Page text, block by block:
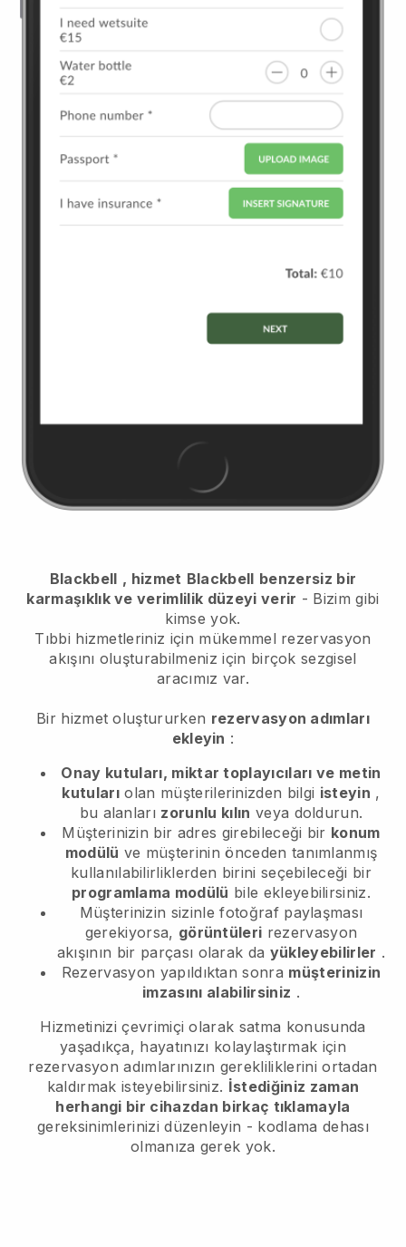
Blackbell , hizmet Blackbell benzersiz bir
karmaşıklık ve verimlilik düzeyi verir - Bizim gibi
kimse yok.
Tıbbi hizmetleriniz için mükemmel rezervasyon
akışını oluşturabilmeniz için birçok sezgisel
aracımız var.
Bir hizmet oluştururken rezervasyon adımları
ekleyin :
Onay kutuları, miktar toplayıcıları ve metin
kutuları olan müşterilerinizden bilgi isteyin ,
bu alanları zorunlu kılın veya doldurun.
Müşterinizin bir adres girebileceği bir konum
modülü ve müşterinin önceden tanımlanmış
kullanılabilirliklerden birini seçebileceği bir
programlama modülü bile ekleyebilirsiniz.
Müşterinizin sizinle fotoğraf paylaşması
gerekiyorsa, görüntüleri rezervasyon
akışının bir parçası olarak da yükleyebilirler .
Rezervasyon yapıldıktan sonra müşterinizin
imzasını alabilirsiniz .
Hizmetinizi çevrimiçi olarak satma konusunda
yaşadıkça, hayatınızı kolaylaştırmak için
rezervasyon adımlarınızın gerekliliklerini ortadan
kaldırmak isteyebilirsiniz. İstediğiniz zaman
herhangi bir cihazdan birkaç tıklamayla
gereksinimlerinizi düzenleyin - kodlama dehası
olmanıza gerek yok.